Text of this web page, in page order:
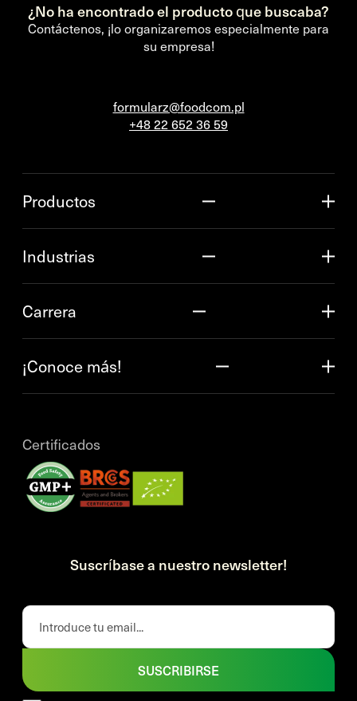
¿No ha encontrado el producto que buscaba?
Contáctenos, ¡lo organizaremos especialmente para
su empresa!
formularz@foodcom.pl
+48 22 652 36 59
Productos
Industrias
Carrera
¡Conoce más!
Certificados
Suscríbase a nuestro newsletter!
SUSCRIBIRSE